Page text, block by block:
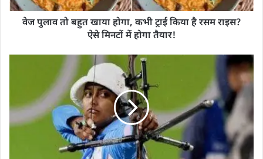
वेज पुलाव तो बहुत खाया होगा, कभी ट्राई किया है रसम राइस?
ऐसे मिनटों में होगा तैयार!